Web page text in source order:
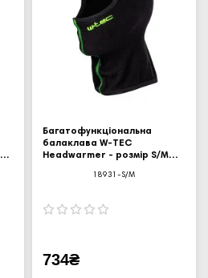
Багатофункціональна
балаклава W-TEC
Headwarmer - розмір S/M
18931-S/M
734₴